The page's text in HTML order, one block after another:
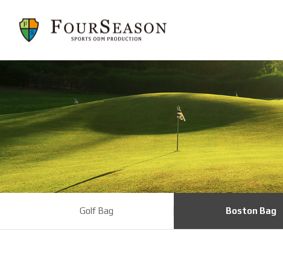
Golf Bag Boston Bag